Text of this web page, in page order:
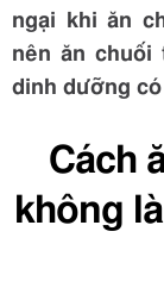
ngại khi ăn
nên ăn chuối
dinh dưỡng
Cách
không